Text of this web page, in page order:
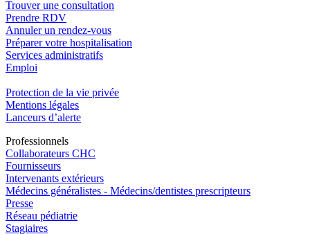
Trouver une consultation
Prendre RDV
Annuler un rendez-vous
Préparer votre hospitalisation
Services administratifs
Emploi​
Protection de la vie privée
Mentions légales
Lanceurs d’alerte
Professionnels
Collaborateurs CHC
Fournisseurs
Intervenants extérieurs
Médecins généralistes - Médecins/dentistes prescripteurs
Presse
Réseau pédiatrie
Stagiaires